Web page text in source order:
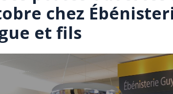
chez
et fils